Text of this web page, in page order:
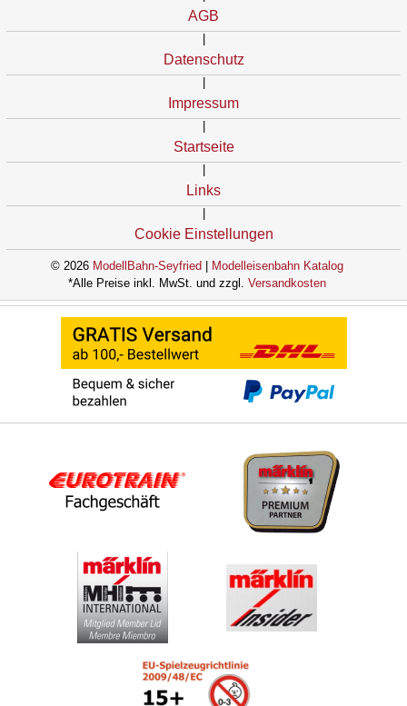
AGB
Datenschutz
Impressum
Startseite
Links
Cookie Einstellungen
© 2026 ModellBahn-Seyfried
Modelleisenbahn Katalog
*Alle Preise inkl. MwSt. und zzgl. Versandkosten